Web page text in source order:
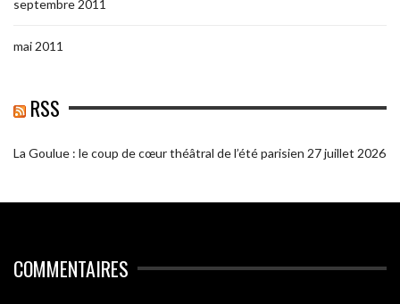
septembre 2011
mai 2011
RSS
La Goulue : le coup de cœur théâtral de l’été parisien 27 juillet 2026
COMMENTAIRES